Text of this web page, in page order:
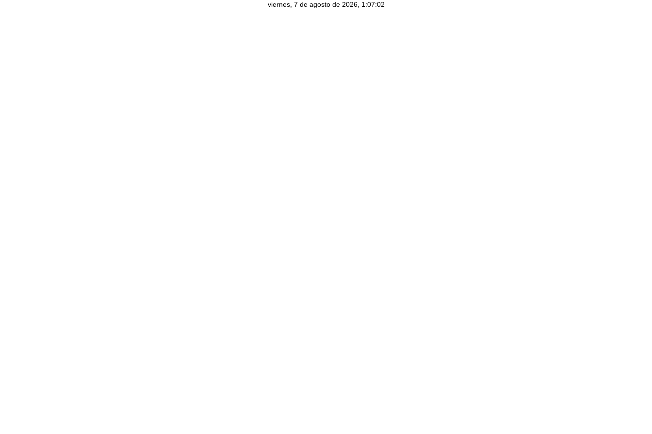
viernes, 7 de agosto de 2026, 1:07:03